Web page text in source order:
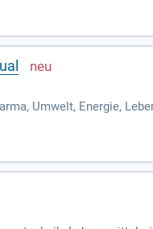
Umwelt, Energie,
& Analytik;